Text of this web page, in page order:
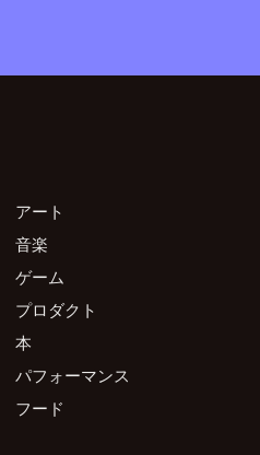
アート
音楽
ゲーム
プロダクト
本
パフォーマンス
フード